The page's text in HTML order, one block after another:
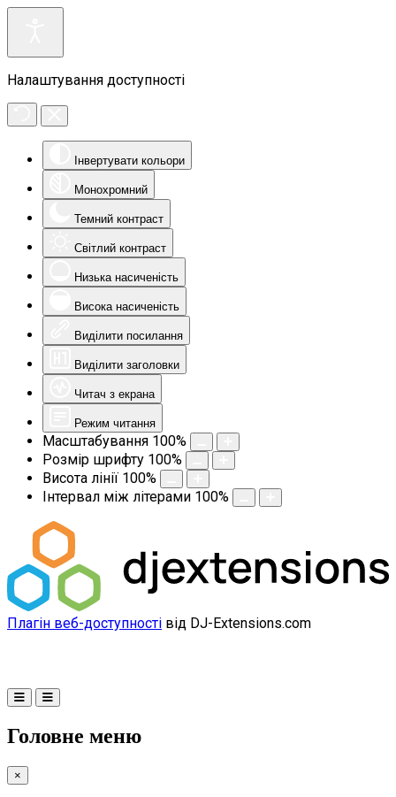
Налаштування доступності
Інвертувати кольори
Монохромний
Темний контраст
Світлий контраст
Низька насиченість
Висока насиченість
Виділити посилання
Виділити заголовки
Читач з екрана
Режим читання
Масштабування 100%
Розмір шрифту 100%
Висота лінії 100%
Інтервал між літерами 100%
Плагін веб-доступності від DJ-Extensions.com
Головне меню
×